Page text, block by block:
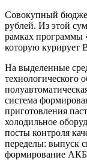
Совокупный
рублей. Из этой
рамках программы
которую
На выделенные
технологического
система
приготовления
холодильное
посты контроля
переделы: выпуск
формирование